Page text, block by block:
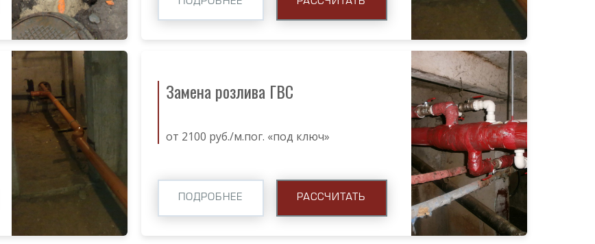
Замена розлива ГВС
от 2100 руб./м.пог. «под ключ»
ПОДРОБНЕЕ РАССЧИТАТЬ